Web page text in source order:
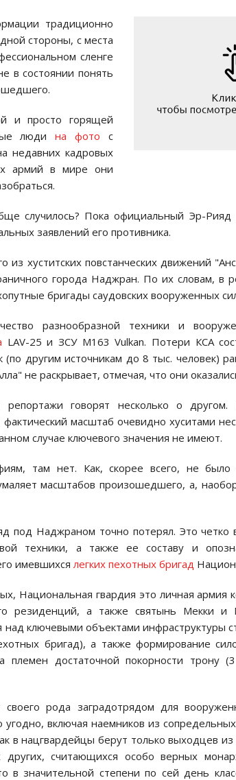
традиционно
стороны, с места
сленге
в состоянии понять
и просто горящей
людина фото с
недавних кадровых
армий в мире они
случилось? Пока официальный Эр-
заявлений его противника.
из хуститских повстанческих движений
города Наджран. По их словам, в
бригады саудовских вооруженных
разнообразной техники и
LAV-25 и ЗСУ М163 Vulkan. Потери КСА
другим источникам до 8 тыс. человек)
не раскрывает, отмечая, что они
говорят несколько о другом.
масштаб очевидно хуситами
случае ключевого значения не имеют.
там нет. Как, скорее всего, не
масштабов произошедшего, а,
под Наджраном точно потерял. Это четко
техники, а также ее составу и
имевшихсялегких пехотных бригад
Национальная гвардия это личная армия
резиденций, а также святынь Мекки
над ключевыми объектами инфраструктуры
бригад), а также формирование
племен достаточной покорности трону
своего рода заградотрядом для
угодно, включая наемников из
в нацгвардейцы берут только выходцев из
других, считающихся особо верных
в значительной степени по сей день